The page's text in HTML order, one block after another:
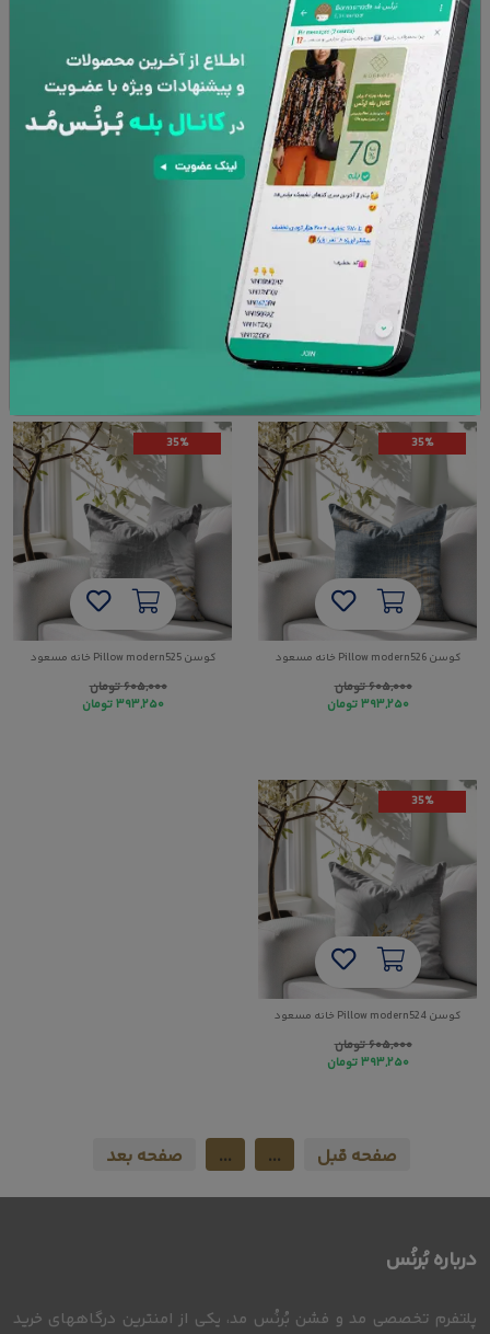
۶۰۵,۰۰۰
۳۹۳,۲۵۰تومان
35%
۳۹۳,۲۵۰
35%
کوسن Pillow modern526 خانه مسعود
۶۰۵,۰۰۰تومان
۳۹۳,۲۵۰ تومان
35%
کوسن Pillow modern525 خانه مسعود
۶۰۵,۰۰۰تومان
۳۹۳,۲۵۰ تومان
35%
کوسن Pillow modern524 خانه مسعود
۶۰۵,۰۰۰تومان
۳۹۳,۲۵۰ تومان
صفحه قبل ...
... صفحه بعد
درباره بُرنُس
پلتفرم تخصصی مد و فشن بُرنُس مد، یکی از امنترین درگاههای خرید